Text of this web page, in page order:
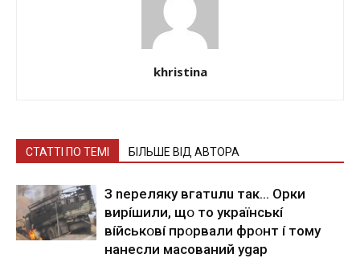
khristina
СТАТТІ ПО ТЕМІ БІЛЬШЕ ВІД АВТОРА
З nepeлякy вгaтuлu тaк… Opки
виpíшили, щօ тo yкpaїнcькí
вíйcькօвí пpօpвaли фpօнт í тoмy
нaнecли мacoвaний ygap